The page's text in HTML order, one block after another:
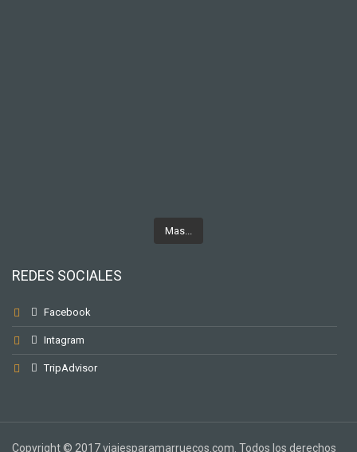
Mas...
REDES SOCIALES
Facebook
Intagram
TripAdvisor
Copyright © 2017 viajesparamarruecos.com. Todos los derechos